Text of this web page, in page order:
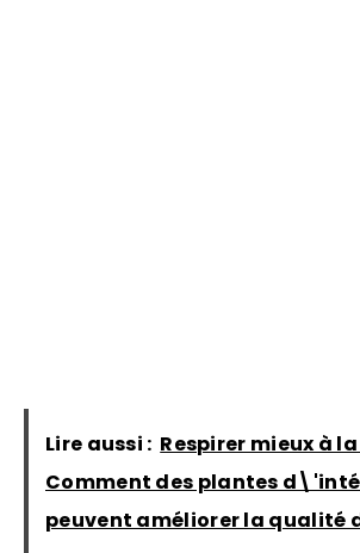
Lire aussi : Respirer mieux à
Comment des plantes
peuvent améliorer la qualité